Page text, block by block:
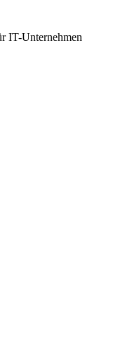
IT-Unternehmen